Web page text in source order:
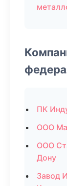
ПК
ООО
ООО
Дону
Завод